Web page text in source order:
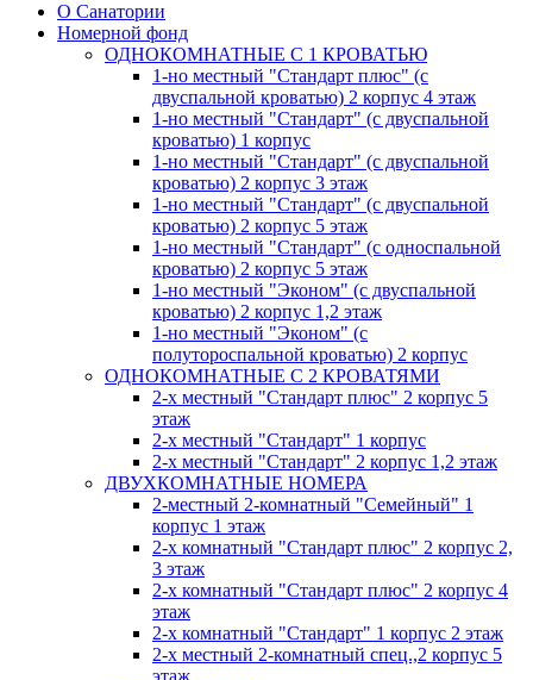
О Санатории
Номерной фонд
ОДНОКОМНАТНЫЕ С 1 КРОВАТЬЮ
1-но местный "Стандарт плюс" (с
двуспальной кроватью) 2 корпус 4 этаж
1-но местный "Стандарт" (с двуспальной
кроватью) 1 корпус
1-но местный "Стандарт" (с двуспальной
кроватью) 2 корпус 3 этаж
1-но местный "Стандарт" (с двуспальной
кроватью) 2 корпус 5 этаж
1-но местный "Стандарт" (с односпальной
кроватью) 2 корпус 5 этаж
1-но местный "Эконом" (с двуспальной
кроватью) 2 корпус 1,2 этаж
1-но местный "Эконом" (с
полутороспальной кроватью) 2 корпус
ОДНОКОМНАТНЫЕ С 2 КРОВАТЯМИ
2-х местный "Стандарт плюс" 2 корпус 5
этаж
2-х местный "Стандарт" 1 корпус
2-х местный "Стандарт" 2 корпус 1,2 этаж
ДВУХКОМНАТНЫЕ НОМЕРА
2-местный 2-комнатный "Семейный" 1
корпус 1 этаж
2-х комнатный "Стандарт плюс" 2 корпус 2,
3 этаж
2-х комнатный "Стандарт плюс" 2 корпус 4
этаж
2-х комнатный "Стандарт" 1 корпус 2 этаж
2-х местный 2-комнатный спец.,2 корпус 5
этаж